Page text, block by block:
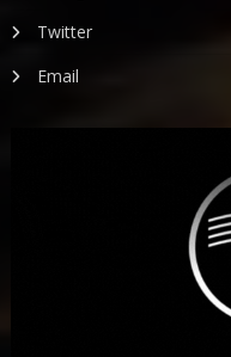
Twitter
Email